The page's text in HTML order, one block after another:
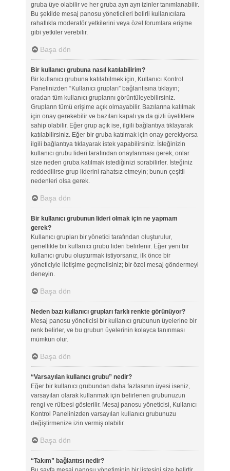
gruba üye olabilir ve her gruba ayrı ayrı izinler tanımlanabilir.
Bu şekilde mesaj panosu yöneticileri belirli kullanıcılara
rahatlıkla moderatör yetkilerini veya özel forumlara erişme
gibi yetkiler verebilir.
Başa dön
Bir kullanıcı grubuna nasıl katılabilirim?
Bir kullanıcı grubuna katılabilmek için, Kullanıcı Kontrol
Panelinizden “Kullanıcı grupları” bağlantısına tıklayın;
oradan tüm kullanıcı gruplarını görüntüleyebilirsiniz.
Grupların tümü erişime açık olmayabilir. Bazılarına katılmak
için onay gerekebilir ve bazıları kapalı ya da gizli üyeliklere
sahip olabilir. Eğer grup açık ise, ilgili bağlantıya tıklayarak
katılabilirsiniz. Eğer bir gruba katılmak için onay gerekiyorsa
ilgili bağlantıya tıklayarak istek yapabilirsiniz. İsteğinizin
kullanıcı grubu lideri tarafından onaylanması gerek, onlar
size neden gruba katılmak istediğinizi sorabilirler. İsteğiniz
reddedilirse grup liderini rahatsız etmeyin; bunun çeşitli
nedenleri olsa gerek.
Başa dön
Bir kullanıcı grubunun lideri olmak için ne yapmam
gerek?
Kullanıcı grupları bir yönetici tarafından oluşturulur,
genellikle bir kullanıcı grubu lideri belirlenir. Eğer yeni bir
kullanıcı grubu oluşturmak istiyorsanız, ilk önce bir
yöneticiyle iletişime geçmelisiniz; bir özel mesaj göndermeyi
deneyin.
Başa dön
Neden bazı kullanıcı grupları farklı renkte görünüyor?
Mesaj panosu yöneticisi bir kullanıcı grubunun üyelerine bir
renk belirler, ve bu grubun üyelerinin kolayca tanınması
mümkün olur.
Başa dön
“Varsayılan kullanıcı grubu” nedir?
Eğer bir kullanıcı grubundan daha fazlasının üyesi iseniz,
varsayılan olarak kullanmak için belirlenen grubunuzun
rengi ve rütbesi gösterilir. Mesaj panosu yöneticisi, Kullanıcı
Kontrol Panelinizden varsayılan kullanıcı grubunuzu
değiştirmenize izin vermiş olabilir.
Başa dön
“Takım” bağlantısı nedir?